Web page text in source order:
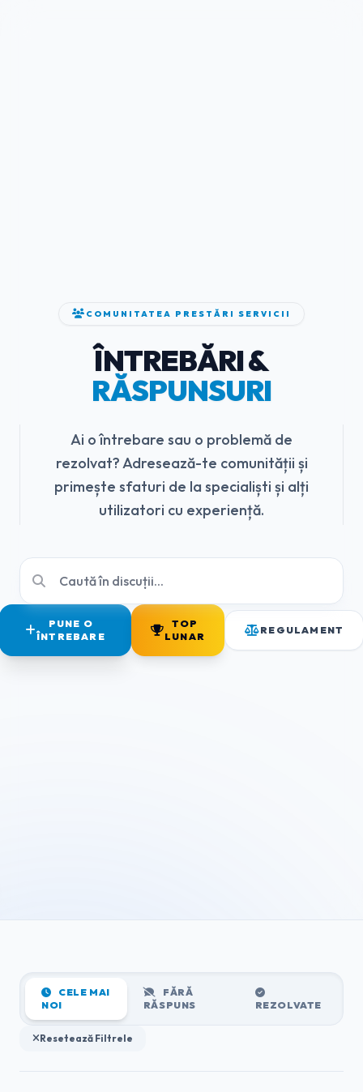
COMUNITATEA PRESTĂRI SERVICII
ÎNTREBĂRI &
RĂSPUNSURI
Ai o întrebare sau o problemă de
rezolvat? Adresează-te comunității și
primește sfaturi de la specialiști și alți
utilizatori cu experiență.
PUNE O
ÎNTREBARE
TOP
LUNAR
REGULAMENT
CELE MAI
NOI
FĂRĂ
RĂSPUNS
REZOLVATE
Resetează Filtrele